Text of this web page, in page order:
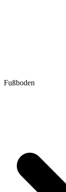
Fußboden